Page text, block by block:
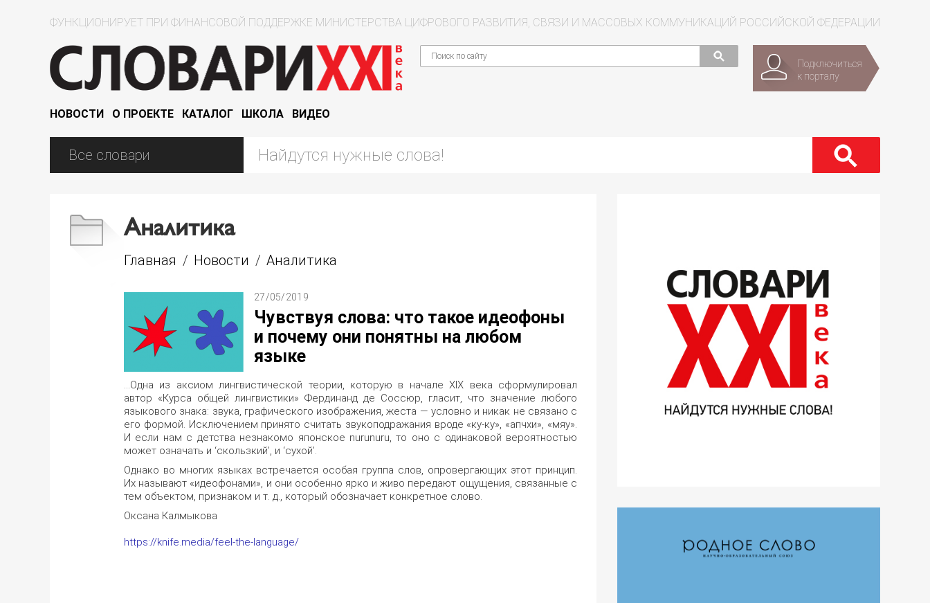
ФУНКЦИОНИРУЕТ ПРИ ФИНАНСОВОЙ ПОДДЕРЖКЕ МИНИСТЕРСТВА ЦИФРОВОГО РАЗВИТИЯ, СВЯЗИ И МАССОВЫХ КОММУНИКАЦИЙ РОССИЙСКОЙ ФЕДЕРАЦИИ
Подключиться
к порталу
НОВОСТИ О ПРОЕКТЕ КАТАЛОГ ШКОЛА ВИДЕО
Аналитика
Главная / Новости / Аналитика
27/05/2019
Чувствуя слова: что такое идеофоны
и почему они понятны на любом
языке
…Одна из аксиом лингвистической теории, которую в начале XIX века сформулировал
автор «Курса общей лингвистики» Фердинанд де Соссюр, гласит, что значение любого
языкового знака: звука, графического изображения, жеста — условно и никак не связано с
его формой. Исключением принято считать звукоподражания вроде «ку-ку», «апчхи», «мяу».
И если нам с детства незнакомо японское nurunuru, то оно с одинаковой вероятностью
может означать и ‘скользкий’, и ‘сухой’.
Однако во многих языках встречается особая группа слов, опровергающих этот принцип.
Их называют «идеофонами», и они особенно ярко и живо передают ощущения, связанные с
тем объектом, признаком и т. д., который обозначает конкретное слово.
Оксана Калмыкова
https://knife.media/feel-the-language/